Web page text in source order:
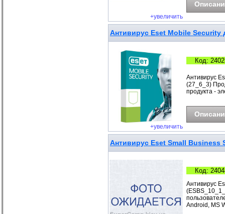
+увеличить
Антивирус Eset Mobile Security
+увеличить
Код:
Антивирус
(27_6_3)
продукта -
Антивирус Eset Small Business
Код:
Антивирус
Android, MS